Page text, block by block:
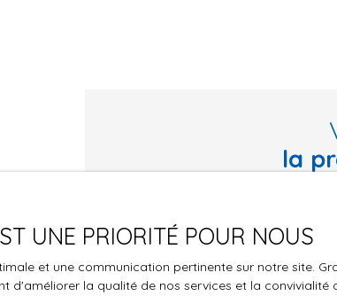
la
Prénom
Vente
UNE PRIORITÉ POUR NOUS
et une communication pertinente sur notre site.
la qualité de nos services et la convivialité